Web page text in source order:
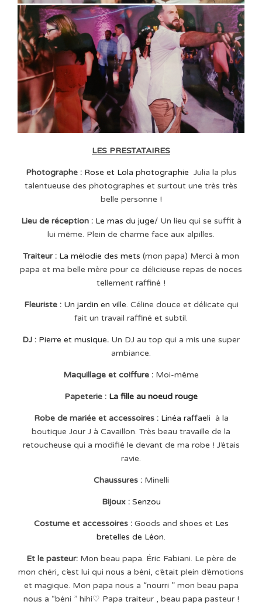
LES PRESTATAIRES
Photographe : Rose et Lola photographie Julia la plus
talentueuse des photographes et surtout une très très
belle personne !
Lieu de réception :Le mas du juge/ Un lieu qui se suffit à
lui même. Plein de charme face aux alpilles.
Traiteur : La mélodie des mets (mon papa) Merci à mon
papa et ma belle mère pour ce délicieuse repas de noces
tellement raffiné !
Fleuriste : Un jardin en ville. Céline douce et délicate qui
fait un travail raffiné et subtil.
DJ : Pierre et musique. Un DJ au top qui a mis une super
ambiance.
Maquillage et coiffure : Moi-même
Papeterie : La fille au noeud rouge
Robe de mariée et accessoires : Linéa raffaeli à la
boutique Jour J à Cavaillon. Très beau travaille de la
retoucheuse qui a modifié le devant de ma robe ! J’étais
ravie.
Chaussures : Minelli
Bijoux : Senzou
Costume et accessoires : Goods and shoes et Les
bretelles de Léon.
Et le pasteur:Mon beau papa. Éric Fabiani. Le père de
mon chéri, c’est lui qui nous a béni, c’était plein d’émotions
et magique. Mon papa nous a “nourri ” mon beau papa
nous a “béni ” hihi♡ Papa traiteur , beau papa pasteur !